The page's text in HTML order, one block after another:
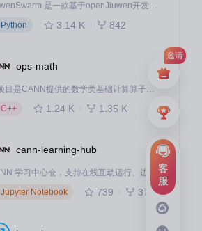
邀请
客
服
JiuwenSwarm 是一款基于openJiuwen开发的智能AI Agent，它能够将大语言模型的强大能力，通过你日常使用的各类通讯应用，直接延伸至你的指尖。
Python
3.14 K 842
ops-math
本项目是CANN提供的数学类基础计算算子库，实现网络在NPU上加速计算。
C++
1.24 K 1.35 K
cann-learning-hub
Jupyter Notebook
739 375